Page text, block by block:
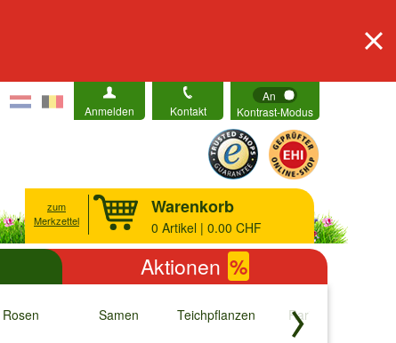
Anmelden Kontakt
An
Kontrast-Modus
zum
Merkzettel
Warenkorb
0 Artikel | 0.00 CHF
Aktionen %
Rosen Samen Teichpflanzen Raritäten